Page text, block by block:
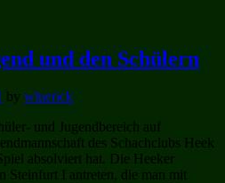
und den Schülern
by wluerick
und Jugendbereich auf
des Schachclubs Heek
absolviert hat. Die Heeker
Steinfurt I antreten, die man mit